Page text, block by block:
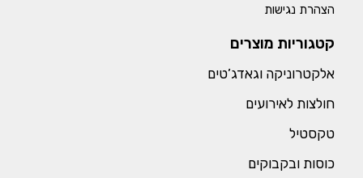
הצהרת נגישות
קטגוריות מוצרים
אלקטרוניקה וגאדג’טים
חולצות לאירועים
טקסטיל
כוסות ובקבוקים